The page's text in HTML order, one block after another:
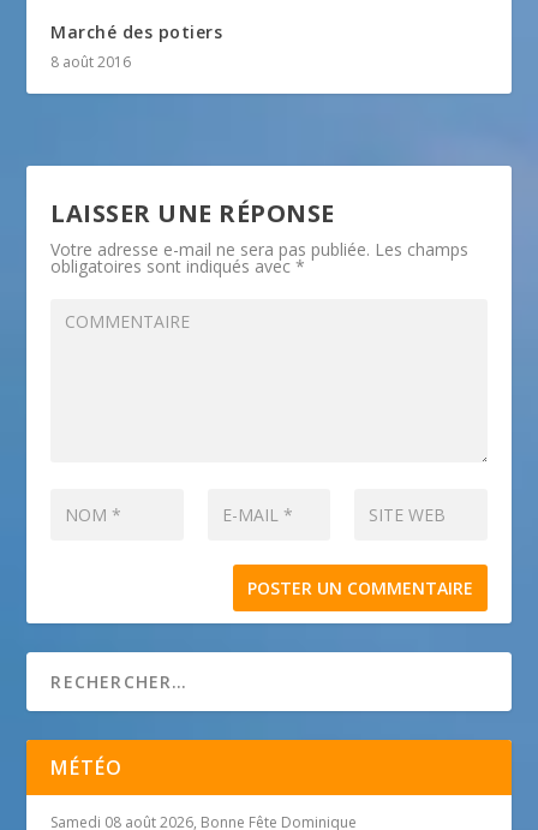
Marché des potiers
8 août 2016
LAISSER UNE RÉPONSE
Votre adresse e-mail ne sera pas publiée. Les champs
obligatoires sont indiqués avec*
MÉTÉO
Samedi 08 août 2026, Bonne Fête Dominique